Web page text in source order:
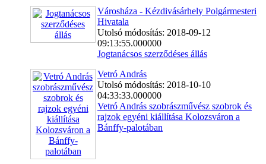
Városháza - Kézdivásárhely Polgármesteri
Hivatala
Utolsó módosítás: 2018-09-12
09:13:55.000000
Jogtanácsos szerződéses állás
Vetró András
Utolsó módosítás: 2018-10-10
04:33:33.000000
Vetró András szobrászművész szobrok és
rajzok egyéni kiállítása Kolozsváron a
Bánffy-palotában